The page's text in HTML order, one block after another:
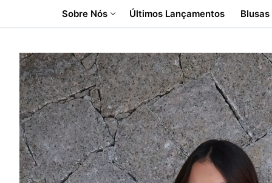
Sobre Nós Últimos Lançamentos Blusas